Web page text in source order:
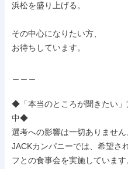
浜松を盛り上げる。
その中心になりたい方、
お待ちしています。
◆「本当のところが聞きたい
中◆
選考への影響は一切ありません
JACKカンパニーでは、希望さ
フとの食事会を実施しています